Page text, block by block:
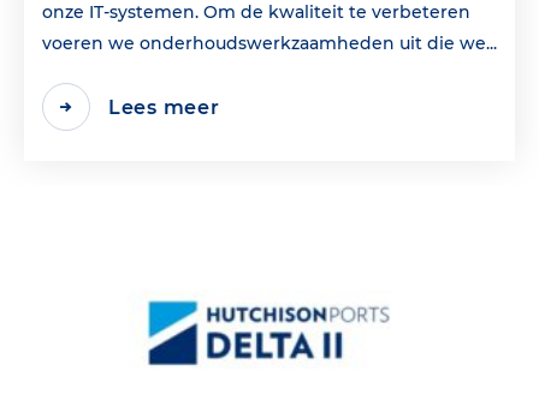
onze IT-systemen. Om de kwaliteit te verbeteren
voeren we onderhoudswerkzaamheden uit die we...
Lees meer